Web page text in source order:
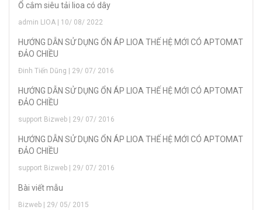
Ổ cắm siêu tải lioa có dây
admin LIOA | 10/ 08/ 2022
HƯỚNG DẪN SỬ DỤNG ỔN ÁP LIOA THẾ HỆ MỚI CÓ APTOMAT
ĐẢO CHIỀU
Đinh Tiến Dũng | 29/ 07/ 2016
HƯỚNG DẪN SỬ DỤNG ỔN ÁP LIOA THẾ HỆ MỚI CÓ APTOMAT
ĐẢO CHIỀU
support Bizweb | 29/ 07/ 2016
HƯỚNG DẪN SỬ DỤNG ỔN ÁP LIOA THẾ HỆ MỚI CÓ APTOMAT
ĐẢO CHIỀU
support Bizweb | 29/ 07/ 2016
Bài viết mẫu
Bizweb | 29/ 05/ 2015